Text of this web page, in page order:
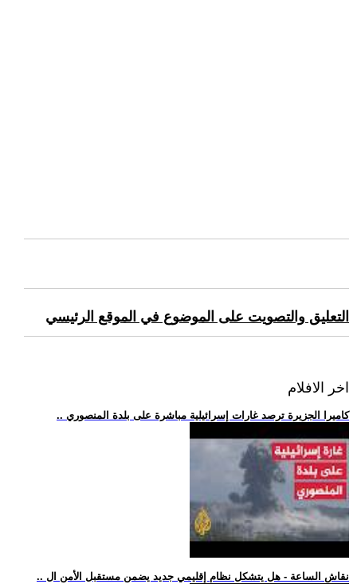
التعليق والتصويت على الموضوع في الموقع الرئيسي
اخر الافلام
.. كاميرا الجزيرة ترصد غارات إسرائيلية مباشرة على بلدة المنصوري
.. نقاش الساعة - هل يتشكل نظام إقليمي جديد يضمن مستقبل الأمن ال